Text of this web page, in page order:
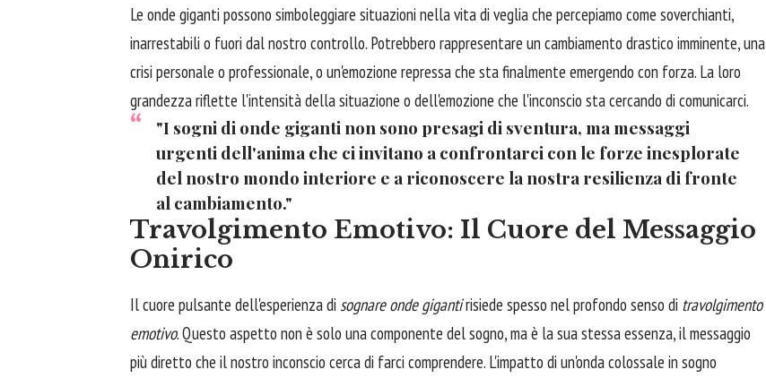
Le onde giganti possono simboleggiare situazioni nella vita di veglia che percepiamo come soverchianti,
inarrestabili o fuori dal nostro controllo. Potrebbero rappresentare un cambiamento drastico imminente, una
crisi personale o professionale, o un'emozione repressa che sta finalmente emergendo con forza. La loro
grandezza riflette l'intensità della situazione o dell'emozione che l'inconscio sta cercando di comunicarci.
"I sogni di onde giganti non sono presagi di sventura, ma messaggi
urgenti dell'anima che ci invitano a confrontarci con le forze inesplorate
del nostro mondo interiore e a riconoscere la nostra resilienza di fronte
al cambiamento."
Travolgimento Emotivo: Il Cuore del Messaggio
Onirico
Il cuore pulsante dell'esperienza di sognare onde gigantirisiede spesso nel profondo senso di travolgimento
emotivo. Questo aspetto non è solo una componente del sogno, ma è la sua stessa essenza, il messaggio
più diretto che il nostro inconscio cerca di farci comprendere. L'impatto di un'onda colossale in sogno